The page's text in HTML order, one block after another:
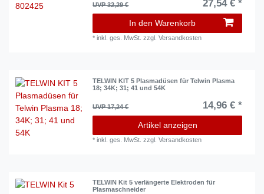
UVP 32,29 € 27,54 € *
In den Warenkorb
*inkl. ges. MwSt. zzgl.Versandkosten
TELWIN KIT 5 Plasmadüsen für Telwin Plasma
18; 34K; 31; 41 und 54K
UVP 17,24 € 14,96 € *
Artikel anzeigen
*inkl. ges. MwSt. zzgl.Versandkosten
TELWIN Kit 5 verlängerte Elektroden für
Plasmaschneider